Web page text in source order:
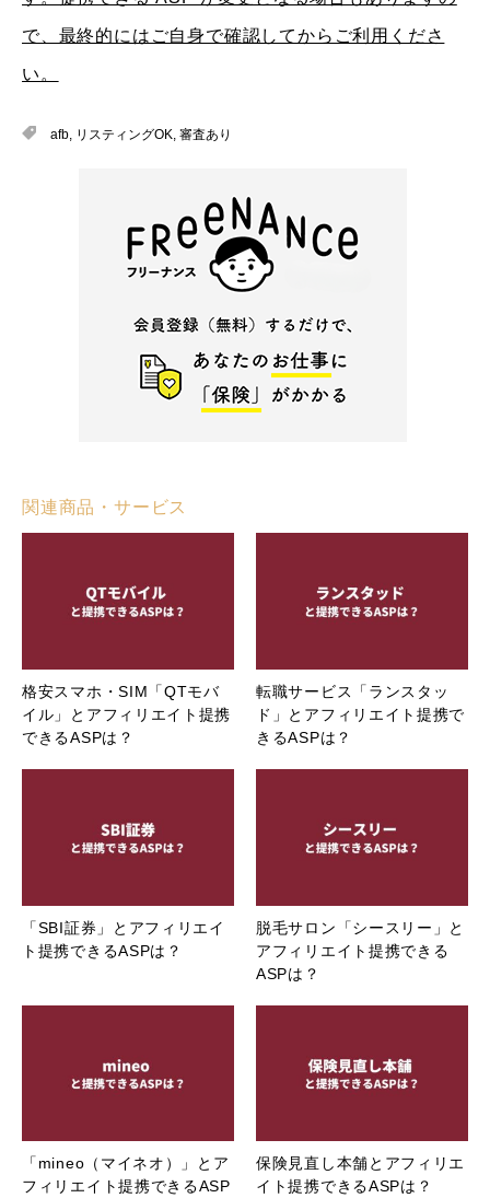
で、最終的にはご自身で確認してからご利用くださ
い。
afb, リスティングOK, 審査あり
関連商品・サービス
格安スマホ・SIM「QTモバ
イル」とアフィリエイト提携
できるASPは？
転職サービス「ランスタッ
ド」とアフィリエイト提携で
きるASPは？
「SBI証券」とアフィリエイ
ト提携できるASPは？
脱毛サロン「シースリー」と
アフィリエイト提携できる
ASPは？
「mineo（マイネオ）」とア
フィリエイト提携できるASP
保険見直し本舗とアフィリエ
イト提携できるASPは？